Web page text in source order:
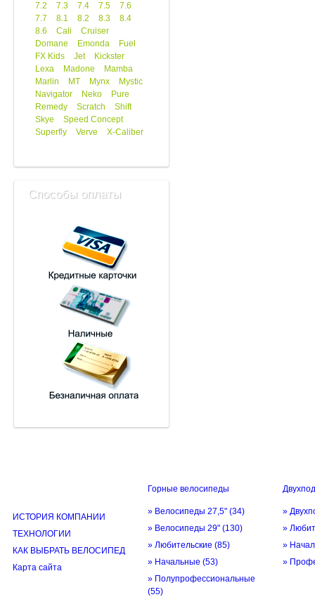
7.2
7.3 7.4 7.5
7.6
7.7
8.1 8.2 8.3
8.4
8.6
Cali
Cruiser
Domane
Emonda
Fuel
FX Kids
Jet
Kickster
Lexa
Madone
Mamba
Marlin
MT Mynx
Mystic
Navigator
Neko
Pure
Remedy
Scratch
Shift
Skye
Speed Concept
Superfly
Verve X-Caliber
Способы оплаты
ИСТОРИЯ КОМПАНИИ
ТЕХНОЛОГИИ
КАК ВЫБРАТЬ ВЕЛОСИПЕД
Карта сайта
Горные велосипеды
» Велосипеды 27,5" (34)
» Велосипеды 29" (130)
» Любительские (85)
» Начальные (53)
» Полупрофессиональные
(55)
»
»
»
»